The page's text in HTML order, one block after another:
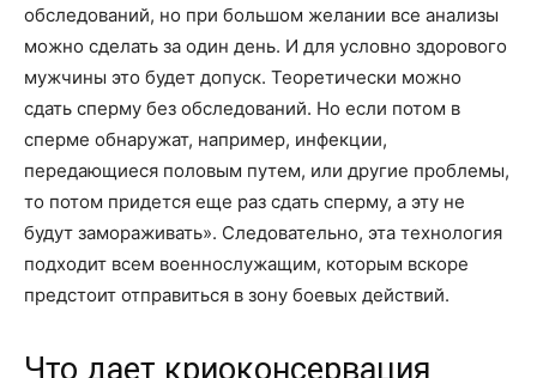
обследований, но при большом желании все анализы
можно сделать за один день. И для условно здорового
мужчины это будет допуск. Теоретически можно
сдать сперму без обследований. Но если потом в
сперме обнаружат, например, инфекции,
передающиеся половым путем, или другие проблемы,
то потом придется еще раз сдать сперму, а эту не
будут замораживать». Следовательно, эта технология
подходит всем военнослужащим, которым вскоре
предстоит отправиться в зону боевых действий.
Что дает криоконсервация